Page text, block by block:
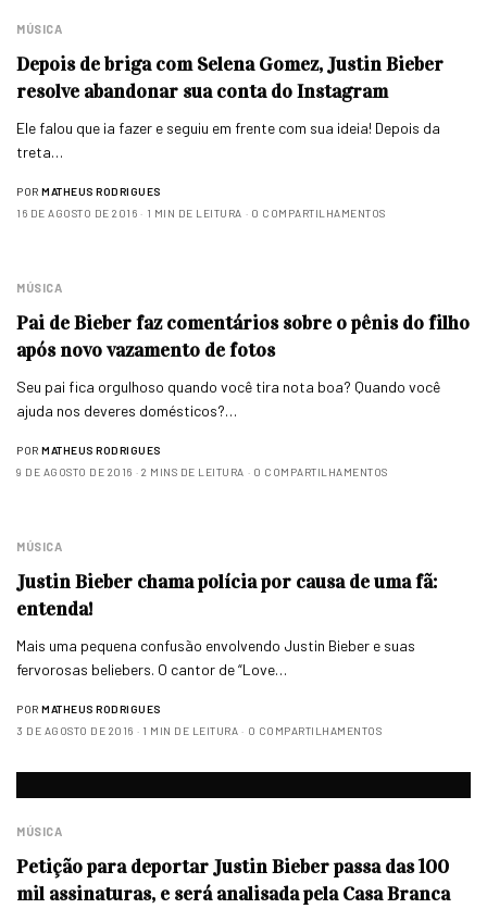
MÚSICA
Depois de briga com Selena Gomez, Justin Bieber
resolve abandonar sua conta do Instagram
Ele falou que ia fazer e seguiu em frente com sua ideia! Depois da
treta…
POR MATHEUS RODRIGUES
16 DE AGOSTO DE 2016
1 MIN DE LEITURA 0 COMPARTILHAMENTOS
MÚSICA
Pai de Bieber faz comentários sobre o pênis do filho
após novo vazamento de fotos
Seu pai fica orgulhoso quando você tira nota boa? Quando você
ajuda nos deveres domésticos?…
POR MATHEUS RODRIGUES
9 DE AGOSTO DE 2016
2 MINS DE LEITURA 0 COMPARTILHAMENTOS
MÚSICA
Justin Bieber chama polícia por causa de uma fã:
entenda!
Mais uma pequena confusão envolvendo Justin Bieber e suas
fervorosas beliebers. O cantor de “Love…
POR MATHEUS RODRIGUES
3 DE AGOSTO DE 2016
1 MIN DE LEITURA 0 COMPARTILHAMENTOS
MÚSICA
Petição para deportar Justin Bieber passa das 100
mil assinaturas, e será analisada pela Casa Branca